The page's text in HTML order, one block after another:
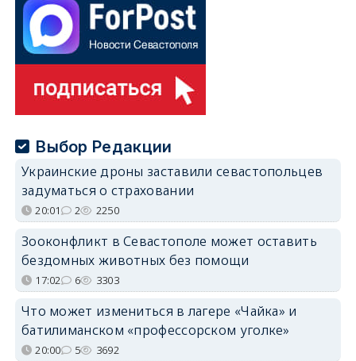
Выбор Редакции
Украинские дроны заставили севастопольцев
задуматься о страховании
20:01 2 2250
Зооконфликт в Севастополе может оставить
бездомных животных без помощи
17:02 6 3303
Что может измениться в лагере «Чайка» и
батилиманском «профессорском уголке»
20:00 5 3692